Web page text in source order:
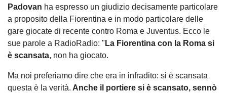
Padovan ha espresso un giudizio decisamente particolare
a proposito della Fiorentina e in modo particolare delle
gare giocate di recente contro Roma e Juventus. Ecco le
sue parole a RadioRadio: " La Fiorentina con la Roma si
è scansata, non ha giocato.
Ma noi preferiamo dire che era in infradito: si è scansata
questa è la verità. Anche il portiere si è scansato, sennò